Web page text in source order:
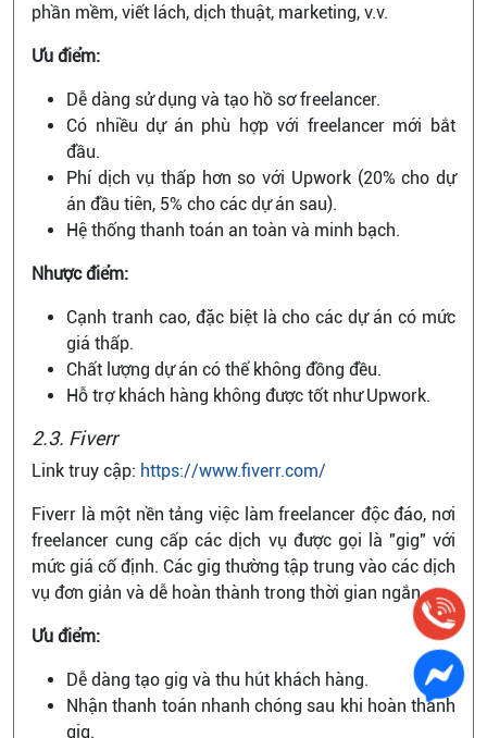
phần mềm, viết lách, dịch thuật, marketing, v.v.
Ưu điểm:
Dễ dàng sử dụng và tạo hồ sơ freelancer.
Có nhiều dự án phù hợp với freelancer mới bắt
đầu.
Phí dịch vụ thấp hơn so với Upwork (20% cho dự
án đầu tiên, 5% cho các dự án sau).
Hệ thống thanh toán an toàn và minh bạch.
Nhược điểm:
Cạnh tranh cao, đặc biệt là cho các dự án có mức
giá thấp.
Chất lượng dự án có thể không đồng đều.
Hỗ trợ khách hàng không được tốt như Upwork.
2.3. Fiverr
Link truy cập: https://www.fiverr.com/
Fiverr là một nền tảng việc làm freelancer độc đáo, nơi
freelancer cung cấp các dịch vụ được gọi là "gig" với
mức giá cố định. Các gig thường tập trung vào các dịch
vụ đơn giản và dễ hoàn thành trong thời gian ngắn.
Ưu điểm:
Dễ dàng tạo gig và thu hút khách hàng.
Nhận thanh toán nhanh chóng sau khi hoàn thành
gig.